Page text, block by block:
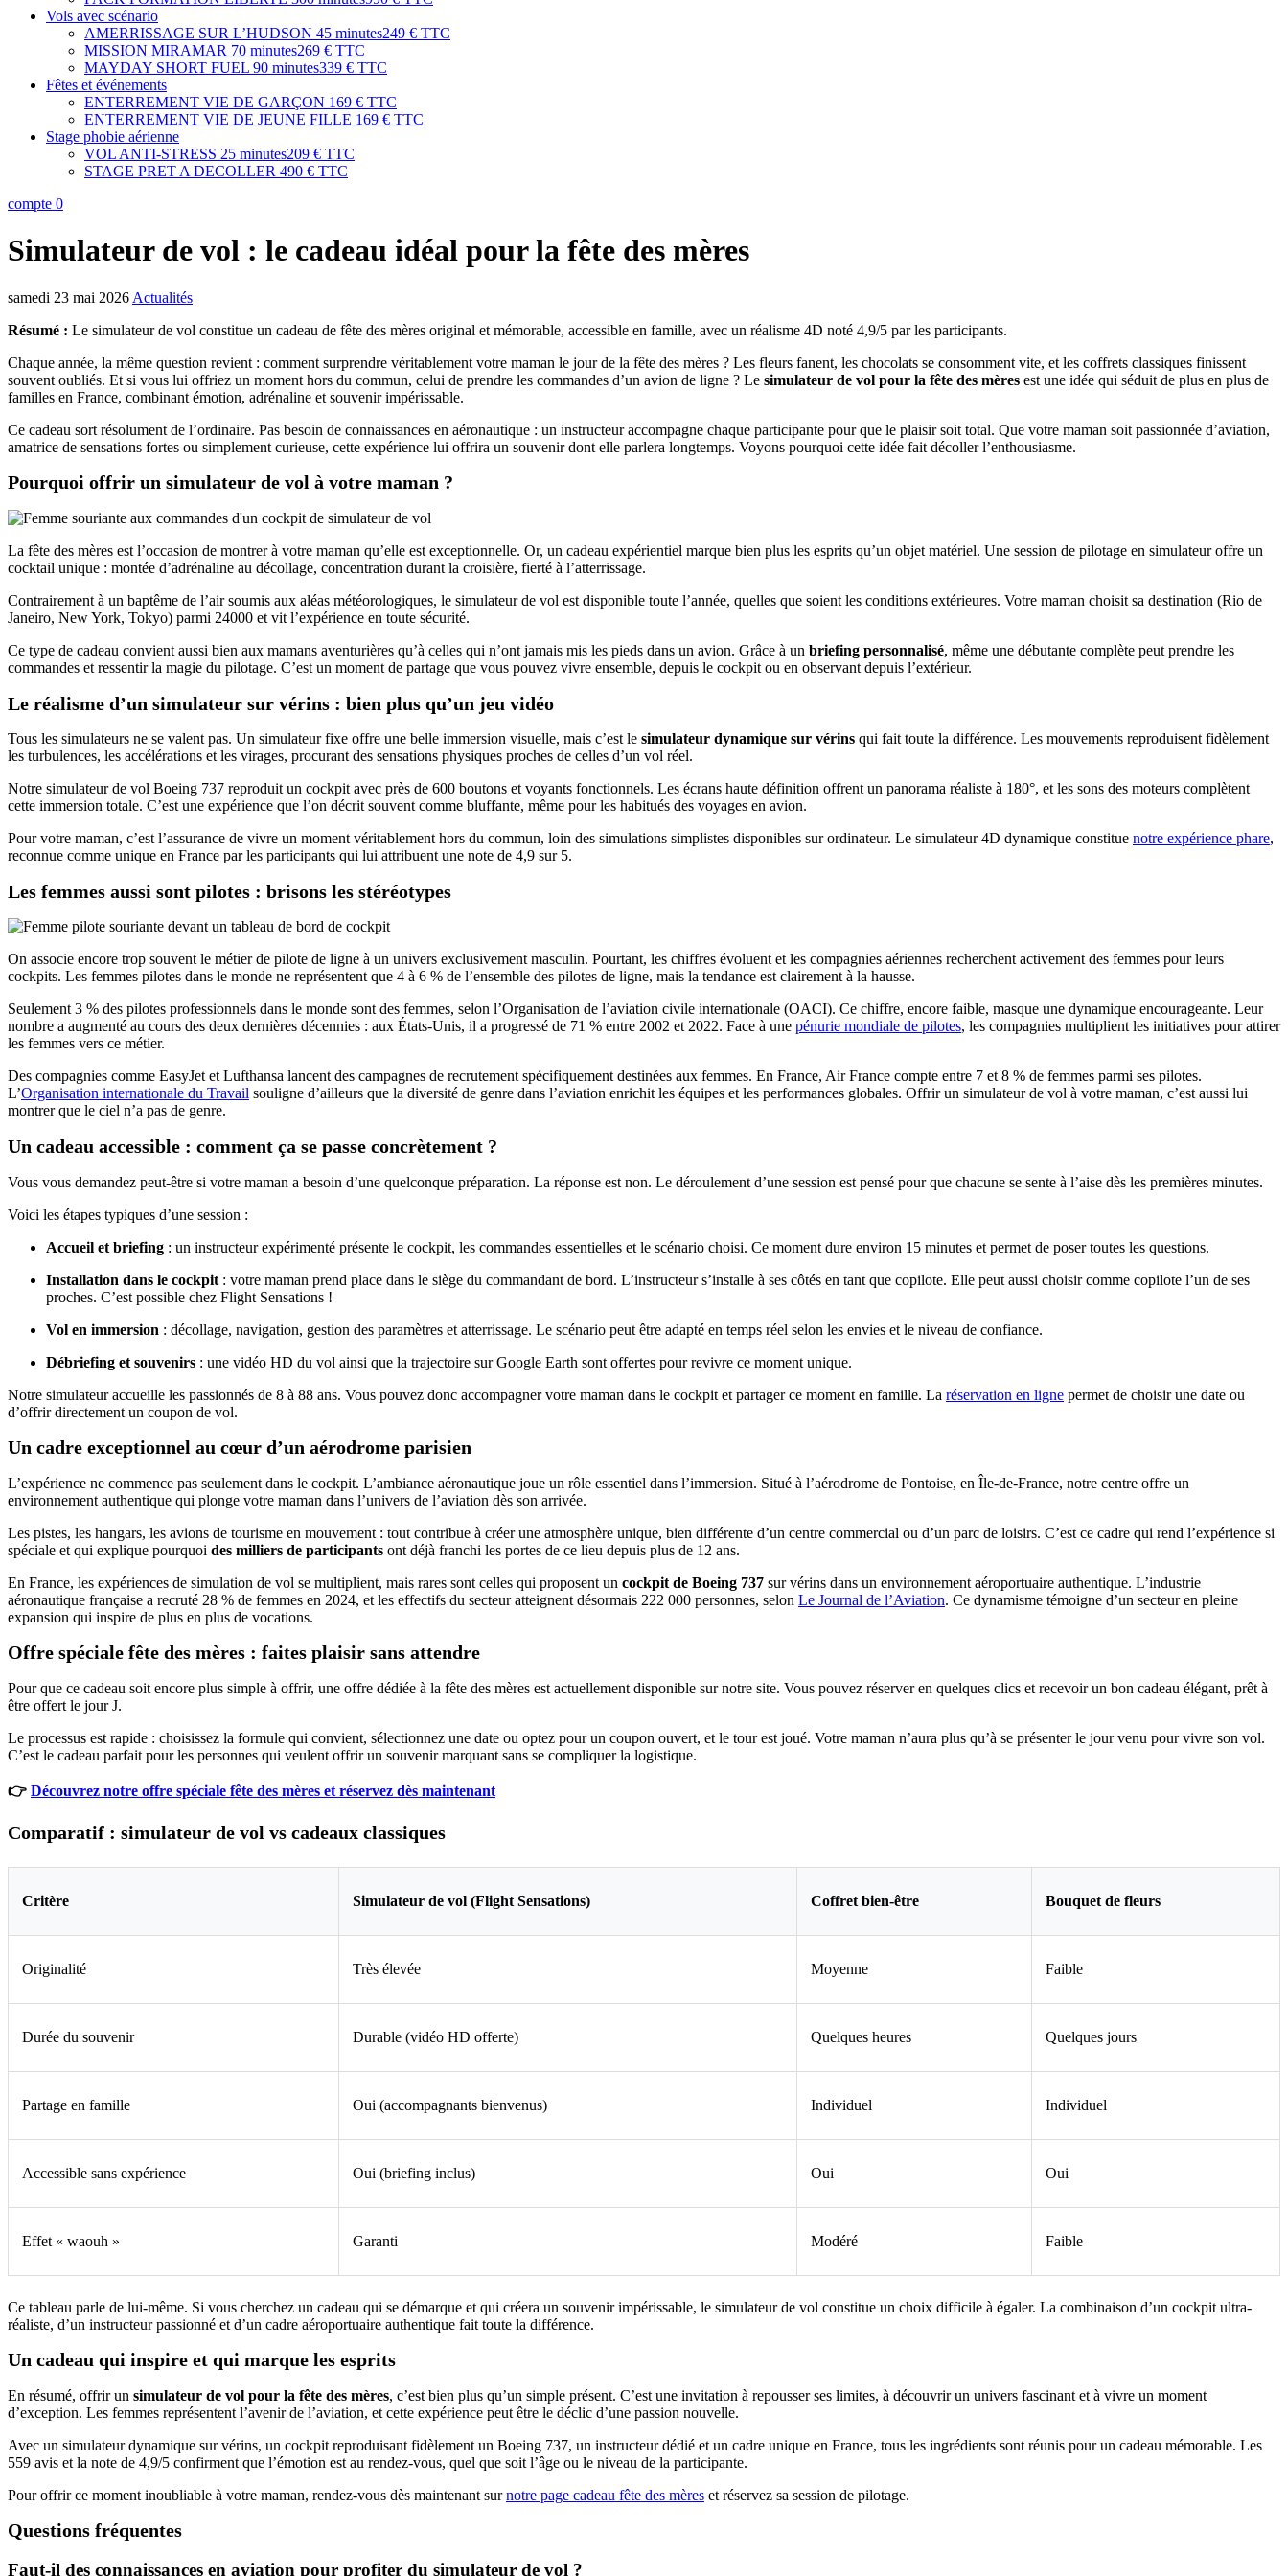
Vols avec scénario
AMERRISSAGE SUR L’HUDSON 45 minutes249 € TTC
MISSION MIRAMAR 70 minutes269 € TTC
MAYDAY SHORT FUEL 90 minutes339 € TTC
Fêtes et événements
ENTERREMENT VIE DE GARÇON 169 € TTC
ENTERREMENT VIE DE JEUNE FILLE 169 € TTC
Stage phobie aérienne
VOL ANTI-STRESS 25 minutes209 € TTC
STAGE PRET A DECOLLER 490 € TTC
compte 0
Simulateur de vol : le cadeau idéal pour la fête des mères
samedi 23 mai 2026 Actualités
Résumé : Le simulateur de vol constitue un cadeau de fête des mères original et mémorable, accessible en famille, avec un réalisme 4D noté 4,9/5 par les participants.
Chaque année, la même question revient : comment surprendre véritablement votre maman le jour de la fête des mères ? Les fleurs fanent, les chocolats se consomment vite, et les coffrets classiques finissent
souvent oubliés. Et si vous lui offriez un moment hors du commun, celui de prendre les commandes d’un avion de ligne ? Le simulateur de vol pour la fête des mères est une idée qui séduit de plus en plus de
familles en France, combinant émotion, adrénaline et souvenir impérissable.
Ce cadeau sort résolument de l’ordinaire. Pas besoin de connaissances en aéronautique : un instructeur accompagne chaque participante pour que le plaisir soit total. Que votre maman soit passionnée d’aviation,
amatrice de sensations fortes ou simplement curieuse, cette expérience lui offrira un souvenir dont elle parlera longtemps. Voyons pourquoi cette idée fait décoller l’enthousiasme.
Pourquoi offrir un simulateur de vol à votre maman ?
La fête des mères est l’occasion de montrer à votre maman qu’elle est exceptionnelle. Or, un cadeau expérientiel marque bien plus les esprits qu’un objet matériel. Une session de pilotage en simulateur offre un
cocktail unique : montée d’adrénaline au décollage, concentration durant la croisière, fierté à l’atterrissage.
Contrairement à un baptême de l’air soumis aux aléas météorologiques, le simulateur de vol est disponible toute l’année, quelles que soient les conditions extérieures. Votre maman choisit sa destination (Rio de
Janeiro, New York, Tokyo) parmi 24000 et vit l’expérience en toute sécurité.
Ce type de cadeau convient aussi bien aux mamans aventurières qu’à celles qui n’ont jamais mis les pieds dans un avion. Grâce à un briefing personnalisé, même une débutante complète peut prendre les
commandes et ressentir la magie du pilotage. C’est un moment de partage que vous pouvez vivre ensemble, depuis le cockpit ou en observant depuis l’extérieur.
Le réalisme d’un simulateur sur vérins : bien plus qu’un jeu vidéo
Tous les simulateurs ne se valent pas. Un simulateur fixe offre une belle immersion visuelle, mais c’est le simulateur dynamique sur vérins qui fait toute la différence. Les mouvements reproduisent fidèlement
les turbulences, les accélérations et les virages, procurant des sensations physiques proches de celles d’un vol réel.
Notre simulateur de vol Boeing 737 reproduit un cockpit avec près de 600 boutons et voyants fonctionnels. Les écrans haute définition offrent un panorama réaliste à 180°, et les sons des moteurs complètent
cette immersion totale. C’est une expérience que l’on décrit souvent comme bluffante, même pour les habitués des voyages en avion.
Pour votre maman, c’est l’assurance de vivre un moment véritablement hors du commun, loin des simulations simplistes disponibles sur ordinateur. Le simulateur 4D dynamique constitue notre expérience phare,
reconnue comme unique en France par les participants qui lui attribuent une note de 4,9 sur 5.
Les femmes aussi sont pilotes : brisons les stéréotypes
On associe encore trop souvent le métier de pilote de ligne à un univers exclusivement masculin. Pourtant, les chiffres évoluent et les compagnies aériennes recherchent activement des femmes pour leurs
cockpits. Les femmes pilotes dans le monde ne représentent que 4 à 6 % de l’ensemble des pilotes de ligne, mais la tendance est clairement à la hausse.
Seulement 3 % des pilotes professionnels dans le monde sont des femmes, selon l’Organisation de l’aviation civile internationale (OACI). Ce chiffre, encore faible, masque une dynamique encourageante. Leur
nombre a augmenté au cours des deux dernières décennies : aux États-Unis, il a progressé de 71 % entre 2002 et 2022. Face à une pénurie mondiale de pilotes, les compagnies multiplient les initiatives pour attirer
les femmes vers ce métier.
Des compagnies comme EasyJet et Lufthansa lancent des campagnes de recrutement spécifiquement destinées aux femmes. En France, Air France compte entre 7 et 8 % de femmes parmi ses pilotes.
L’Organisation internationale du Travail souligne d’ailleurs que la diversité de genre dans l’aviation enrichit les équipes et les performances globales. Offrir un simulateur de vol à votre maman, c’est aussi lui
montrer que le ciel n’a pas de genre.
Un cadeau accessible : comment ça se passe concrètement ?
Vous vous demandez peut-être si votre maman a besoin d’une quelconque préparation. La réponse est non. Le déroulement d’une session est pensé pour que chacune se sente à l’aise dès les premières minutes.
Voici les étapes typiques d’une session :
Accueil et briefing : un instructeur expérimenté présente le cockpit, les commandes essentielles et le scénario choisi. Ce moment dure environ 15 minutes et permet de poser toutes les questions.
Installation dans le cockpit : votre maman prend place dans le siège du commandant de bord. L’instructeur s’installe à ses côtés en tant que copilote. Elle peut aussi choisir comme copilote l’un de ses
proches. C’est possible chez Flight Sensations !
Vol en immersion : décollage, navigation, gestion des paramètres et atterrissage. Le scénario peut être adapté en temps réel selon les envies et le niveau de confiance.
Débriefing et souvenirs : une vidéo HD du vol ainsi que la trajectoire sur Google Earth sont offertes pour revivre ce moment unique.
Notre simulateur accueille les passionnés de 8 à 88 ans. Vous pouvez donc accompagner votre maman dans le cockpit et partager ce moment en famille. La réservation en ligne permet de choisir une date ou
d’offrir directement un coupon de vol.
Un cadre exceptionnel au cœur d’un aérodrome parisien
L’expérience ne commence pas seulement dans le cockpit. L’ambiance aéronautique joue un rôle essentiel dans l’immersion. Situé à l’aérodrome de Pontoise, en Île-de-France, notre centre offre un
environnement authentique qui plonge votre maman dans l’univers de l’aviation dès son arrivée.
Les pistes, les hangars, les avions de tourisme en mouvement : tout contribue à créer une atmosphère unique, bien différente d’un centre commercial ou d’un parc de loisirs. C’est ce cadre qui rend l’expérience si
spéciale et qui explique pourquoi des milliers de participants ont déjà franchi les portes de ce lieu depuis plus de 12 ans.
En France, les expériences de simulation de vol se multiplient, mais rares sont celles qui proposent un cockpit de Boeing 737 sur vérins dans un environnement aéroportuaire authentique. L’industrie
aéronautique française a recruté 28 % de femmes en 2024, et les effectifs du secteur atteignent désormais 222 000 personnes, selon Le Journal de l’Aviation. Ce dynamisme témoigne d’un secteur en pleine
expansion qui inspire de plus en plus de vocations.
Offre spéciale fête des mères : faites plaisir sans attendre
Pour que ce cadeau soit encore plus simple à offrir, une offre dédiée à la fête des mères est actuellement disponible sur notre site. Vous pouvez réserver en quelques clics et recevoir un bon cadeau élégant, prêt à
être offert le jour J.
Le processus est rapide : choisissez la formule qui convient, sélectionnez une date ou optez pour un coupon ouvert, et le tour est joué. Votre maman n’aura plus qu’à se présenter le jour venu pour vivre son vol.
C’est le cadeau parfait pour les personnes qui veulent offrir un souvenir marquant sans se compliquer la logistique.
👉 Découvrez notre offre spéciale fête des mères et réservez dès maintenant
Comparatif : simulateur de vol vs cadeaux classiques
Critère Simulateur de vol (Flight Sensations) Coffret bien-être Bouquet de fleurs
Originalité Très élevée Moyenne Faible
Durée du souvenir Durable (vidéo HD offerte) Quelques heures Quelques jours
Partage en famille Oui (accompagnants bienvenus) Individuel Individuel
Accessible sans expérience Oui (briefing inclus) Oui Oui
Effet « waouh » Garanti Modéré Faible
Ce tableau parle de lui-même. Si vous cherchez un cadeau qui se démarque et qui créera un souvenir impérissable, le simulateur de vol constitue un choix difficile à égaler. La combinaison d’un cockpit ultra-
réaliste, d’un instructeur passionné et d’un cadre aéroportuaire authentique fait toute la différence.
Un cadeau qui inspire et qui marque les esprits
En résumé, offrir un simulateur de vol pour la fête des mères, c’est bien plus qu’un simple présent. C’est une invitation à repousser ses limites, à découvrir un univers fascinant et à vivre un moment
d’exception. Les femmes représentent l’avenir de l’aviation, et cette expérience peut être le déclic d’une passion nouvelle.
Avec un simulateur dynamique sur vérins, un cockpit reproduisant fidèlement un Boeing 737, un instructeur dédié et un cadre unique en France, tous les ingrédients sont réunis pour un cadeau mémorable. Les
559 avis et la note de 4,9/5 confirment que l’émotion est au rendez-vous, quel que soit l’âge ou le niveau de la participante.
Pour offrir ce moment inoubliable à votre maman, rendez-vous dès maintenant surnotre page cadeau fête des mères et réservez sa session de pilotage.
Questions fréquentes
Faut-il des connaissances en aviation pour profiter du simulateur de vol ?